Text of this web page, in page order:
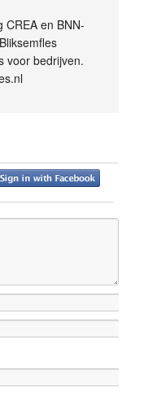
en BNN-
voor bedrijven.